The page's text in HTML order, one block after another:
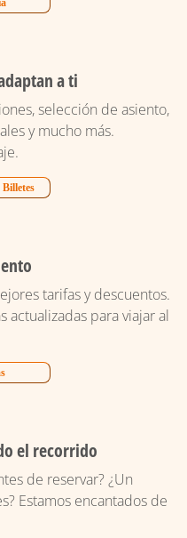
a ti
selección de asiento,
y mucho más.
tarifas y descuentos.
actualizadas para viajar al
el recorrido
de reservar? ¿Un
Estamos encantados de